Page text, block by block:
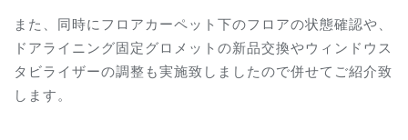
また、同時にフロアカーペット下のフロアの状態確認や、
ドアライニング固定グロメットの新品交換やウィンドウス
タビライザーの調整も実施致しましたので併せてご紹介致
します。